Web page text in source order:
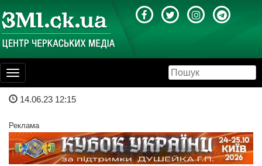
Toggle
navigation
14.06.23 12:15
Реклама